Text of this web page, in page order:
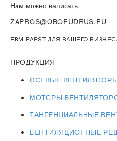
Нам можно написать
ZAPROS@OBORUDRUS.RU
EBM-PAPST ДЛЯ ВАШЕГО
ПРОДУКЦИЯ
ОСЕВЫЕ
МОТОРЫ
ТАНГЕНЦИАЛЬНЫЕ
ВЕНТИЛЯЦИОННЫЕ